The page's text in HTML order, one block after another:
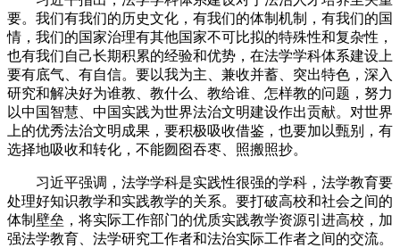
要。我们有我们的历史文化，有我们的体制机制，有我们的国
情，我们的国家治理有其他国家不可比拟的特殊性和复杂性，
也有我们自己长期积累的经验和优势，在法学学科体系建设上
要有底气、有自信。要以我为主、兼收并蓄、突出特色，深入
研究和解决好为谁教、教什么、教给谁、怎样教的问题，努力
以中国智慧、中国实践为世界法治文明建设作出贡献。对世界
上的优秀法治文明成果，要积极吸收借鉴，也要加以甄别，有
选择地吸收和转化，不能囫囵吞枣、照搬照抄。
习近平强调，法学学科是实践性很强的学科，法学教育要
处理好知识教学和实践教学的关系。要打破高校和社会之间的
体制壁垒，将实际工作部门的优质实践教学资源引进高校，加
强法学教育、法学研究工作者和法治实际工作者之间的交流。